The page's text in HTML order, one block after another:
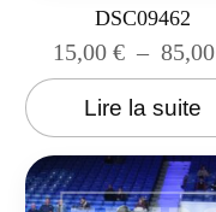
DSC09462
15,00 € – 85,00
Lire la suite